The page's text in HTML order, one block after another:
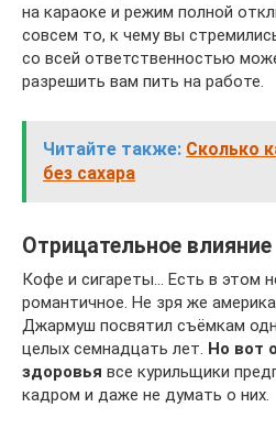
на караоке и режим полной
совсем то, к чему вы
со всей ответственностью
разрешить вам пить на работе.
Читайте также: Сколько
без сахара
Отрицательное влияние
Кофе и сигареты… Есть в этом
романтичное. Не зря же
Джармуш посвятил съёмкам
целых семнадцать лет. Но вот
здоровья все курильщики
кадром и даже не думать о них.